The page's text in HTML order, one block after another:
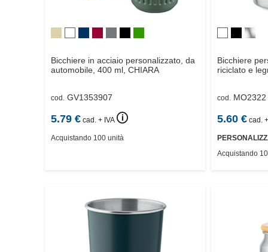
Bicchiere in acciaio personalizzato, da
automobile, 400 ml, CHIARA
cod. GV1353907
5.79 € cad. + IVA 🛈
Acquistando 100 unità
Bicchiere
riciclato e
cod. MO2322
5.60€ cad.
Acquistando